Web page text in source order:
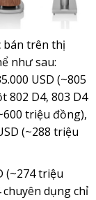
bán trên thị
như sau:
USD (~805
802 D4, 803 D4
triệu đồng),
(~288 triệu
(~274 triệu
chuyên dụng chỉ